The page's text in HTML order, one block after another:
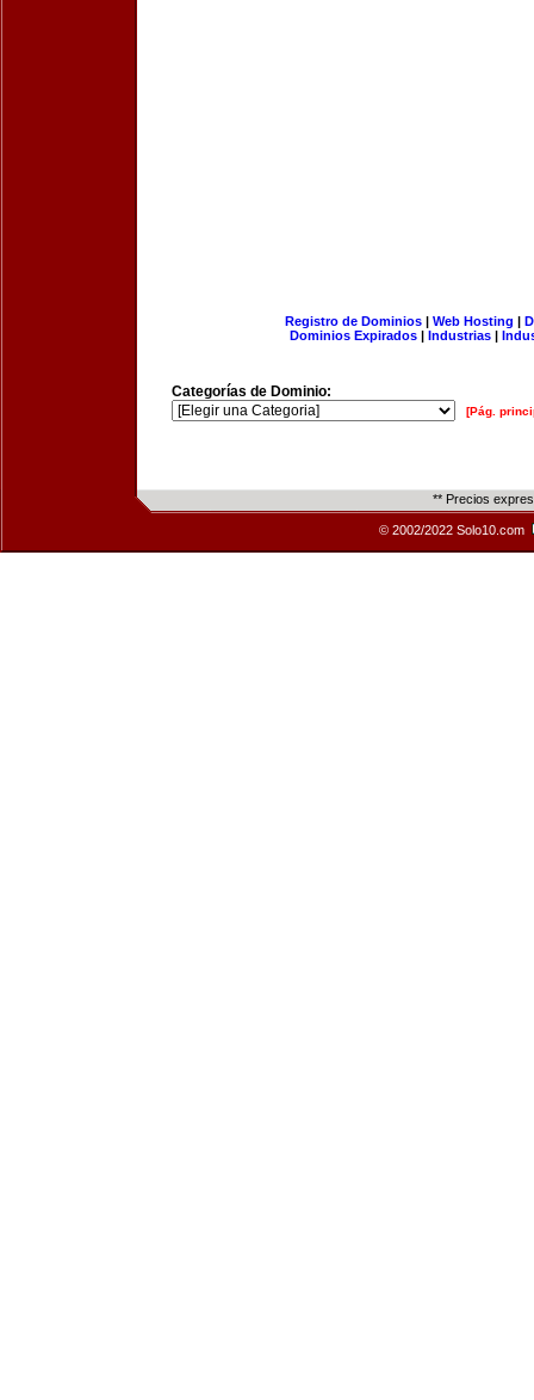
Registro de Dominios| Web Hosting |
Dominios Expirados | Industrias |
Categorías de Dominio:
[Pág.
** Precios
© 2002/2022 Solo10.com